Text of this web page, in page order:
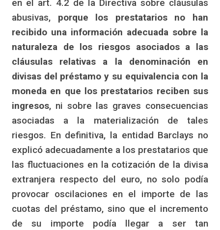
en el art. 4.2 de la Directiva sobre cláusulas
abusivas, porque los prestatarios no han
recibido una información adecuada sobre la
naturaleza de los riesgos asociados a las
cláusulas relativas a la denominación en
divisas del préstamo y su equivalencia con la
moneda en que los prestatarios reciben sus
ingresos, ni sobre las graves consecuencias
asociadas a la materialización de tales
riesgos. En definitiva, la entidad Barclays no
explicó adecuadamente a los prestatarios que
las fluctuaciones en la cotización de la divisa
extranjera respecto del euro, no solo podía
provocar oscilaciones en el importe de las
cuotas del préstamo, sino que el incremento
de su importe podía llegar a ser tan